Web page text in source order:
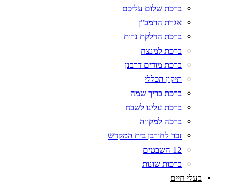
ברכת שלום עליכם
אגרת הרמב"ן
ברכת הדלקת נרות
ברכת למנצח
ברכת מודים דרבנן
תיקון הכללי
ברכת בריך שמה
ברכת עלינו לשבח
ברכה למקווה
זכר לחורבן בית המקדש
12 השבטים
ברכות שונות
בעלי חיים